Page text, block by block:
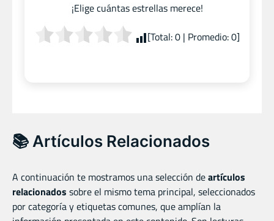
¡Elige cuántas estrellas merece!
[Total:0| Promedio:0]
📚 Artículos Relacionados
A continuación te mostramos una selección deartículos
relacionados sobre el mismo tema principal, seleccionados
por categoría y etiquetas comunes, que amplían la